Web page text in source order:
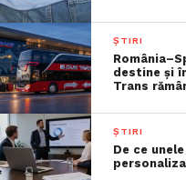
ȘTIRI
destine și
Trans
ȘTIRI
De ce